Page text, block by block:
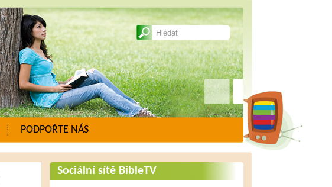
PODPOŘTE NÁS
Sociální sítě BibleTV